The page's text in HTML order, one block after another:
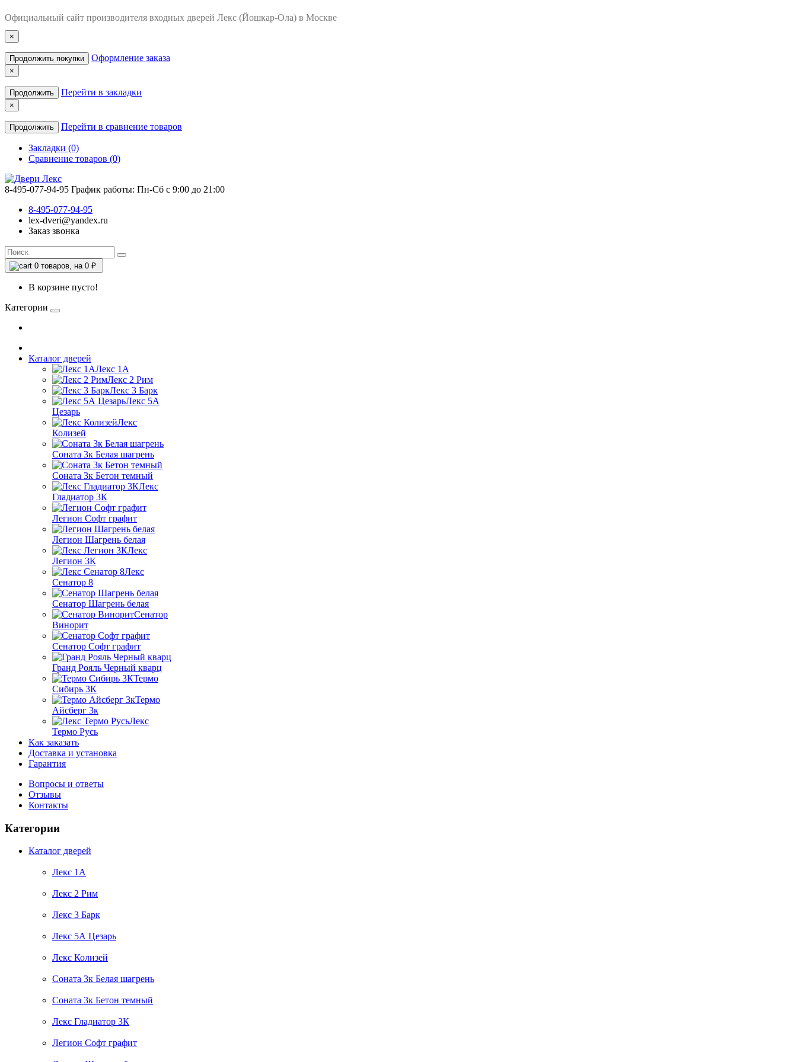
Официальный сайт производителя входных дверей Лекс (Йошкар-Ола) в Москве
×
Продолжить покупки Оформление заказа
×
Продолжить Перейти в закладки
×
Продолжить Перейти в сравнение товаров
Закладки (0)
Сравнение товаров (0)
8-495-077-94-95 График работы: Пн-Сб с 9:00 до 21:00
8-495-077-94-95
lex-dveri@yandex.ru
Заказ звонка
0 товаров, на 0 ₽
В корзине пусто!
Категории
Каталог дверей
Лекс 1А
Лекс 2 Рим
Лекс 3 Барк
Лекс 5А
Цезарь
Лекс
Колизей
Соната 3к Белая шагрень
Соната 3к Бетон темный
Лекс
Гладиатор 3К
Легион Софт графит
Легион Шагрень белая
Лекс
Легион 3К
Лекс
Сенатор 8
Сенатор Шагрень белая
Сенатор
Винорит
Сенатор Софт графит
Гранд Рояль Черный кварц
Термо
Сибирь 3К
Термо
Айсберг 3к
Лекс
Термо Русь
Как заказать
Доставка и установка
Гарантия
Вопросы и ответы
Отзывы
Контакты
Категории
Каталог дверей
Лекс 1А
Лекс 2 Рим
Лекс 3 Барк
Лекс 5А Цезарь
Лекс Колизей
Соната 3к Белая шагрень
Соната 3к Бетон темный
Лекс Гладиатор 3К
Легион Софт графит